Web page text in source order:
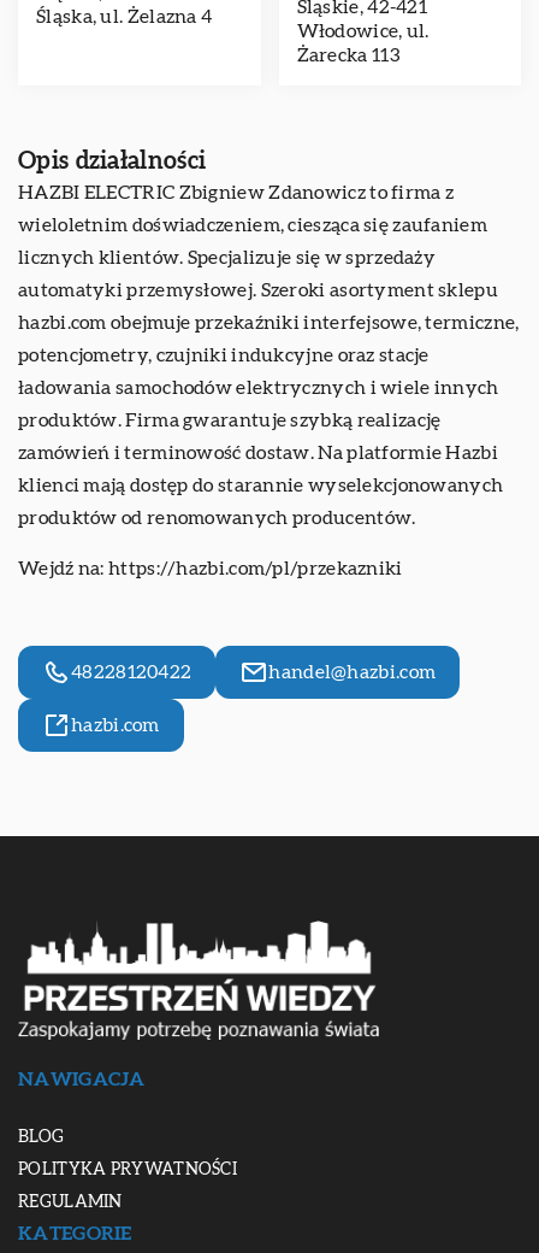
Śląska, ul. Żelazna 4
Śląskie, 42-421
Włodowice, ul.
Żarecka 113
Opis działalności
HAZBI ELECTRIC Zbigniew Zdanowicz to firma z
wieloletnim doświadczeniem, ciesząca się zaufaniem
licznych klientów. Specjalizuje się w sprzedaży
automatyki przemysłowej. Szeroki asortyment sklepu
hazbi.com obejmuje przekaźniki interfejsowe, termiczne,
potencjometry, czujniki indukcyjne oraz stacje
ładowania samochodów elektrycznych i wiele innych
produktów. Firma gwarantuje szybką realizację
zamówień i terminowość dostaw. Na platformie Hazbi
klienci mają dostęp do starannie wyselekcjonowanych
produktów od renomowanych producentów.
Wejdź na: https://hazbi.com/pl/przekazniki
48228120422 handel@hazbi.com
hazbi.com
NAWIGACJA
BLOG
POLITYKA PRYWATNOŚCI
REGULAMIN
KATEGORIE